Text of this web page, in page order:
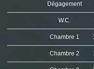
Dégagement
W.C.
Chambre 1
Chambre 2